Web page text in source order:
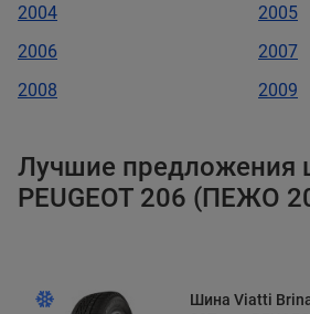
2004
2005
2006
2007
2008
2009
Лучшие предложения
PEUGEOT 206 (ПЕЖО
Шина Viatti